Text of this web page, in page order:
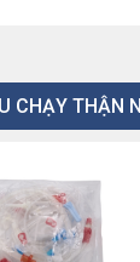
CHẠY THẬN